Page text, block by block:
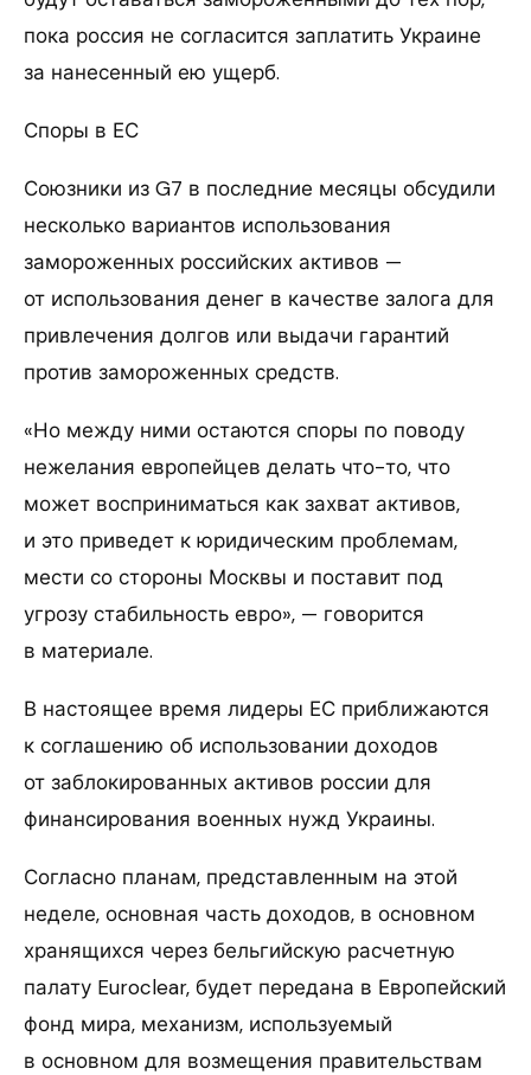
пока россия не согласится заплатить Украине
за нанесенный ею ущерб.
Споры в ЕС
Союзники из G7 в последние месяцы обсудили
несколько вариантов использования
замороженных российских активов —
от использования денег в качестве залога для
привлечения долгов или выдачи гарантий
против замороженных средств.
«Но между ними остаются споры по поводу
нежелания европейцев делать что-то, что
может восприниматься как захват активов,
и это приведет к юридическим проблемам,
мести со стороны Москвы и поставит под
угрозу стабильность евро», — говорится
в материале.
В настоящее время лидеры ЕС приближаются
к соглашению об использовании доходов
от заблокированных активов россии для
финансирования военных нужд Украины.
Согласно планам, представленным на этой
неделе, основная часть доходов, в основном
хранящихся через бельгийскую расчетную
палату Euroclear, будет передана в Европейский
фонд мира, механизм, используемый
в основном для возмещения правительствам